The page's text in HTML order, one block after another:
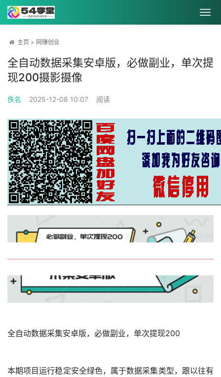
主页 > 网赚创业
全自动数据采集安卓版，必做副业，单次提
现200摄影摄像
佚名 2025-12-08 10:07 阅读
全自动数据采集安卓版，必做副业，单次提现200
本期项目运行稳定安全绿色，属于数据采集类型，跟以往有